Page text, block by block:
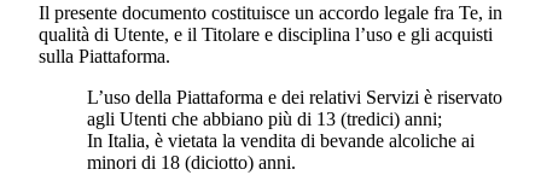
Il presente documento costituisce un accordo legale fra Te, in
qualità di Utente, e il Titolare e disciplina l’uso e gli acquisti
sulla Piattaforma.
L’uso della Piattaforma e dei relativi Servizi è riservato
agli Utenti che abbiano più di 13 (tredici) anni;
In Italia, è vietata la vendita di bevande alcoliche ai
minori di 18 (diciotto) anni.